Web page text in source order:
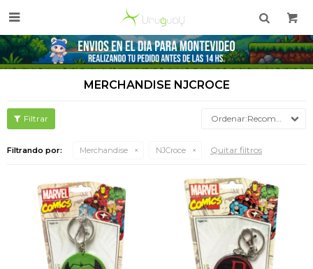

MERCHANDISE NJCROCE
Recomendados
Filtrando por: Merchandise NJCroce Quitar filtros